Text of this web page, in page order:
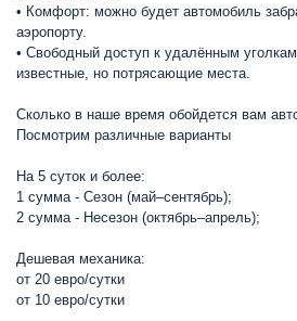
• Комфорт: можно будет автомобиль
аэропорту.
• Свободный доступ к удалённым
известные, но потрясающие места.
Сколько в наше время обойдется вам
Посмотрим различные варианты
На 5 суток и более:
1 сумма - Сезон (май–сентябрь);
2 сумма - Несезон (октябрь–апрель);
Дешевая механика:
от 20 евро/сутки
от 10 евро/сутки